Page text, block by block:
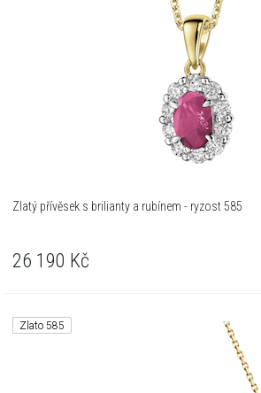
Zlatý přívěsek s brilianty a rubínem - ryzost 585
26 190 Kč
Zlato 585